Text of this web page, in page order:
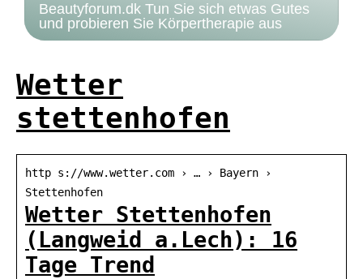
Beautyforum.dk Tun Sie sich etwas Gutes
und probieren Sie Körpertherapie aus
Wetter
stettenhofen
http s://www.wetter.com › … › Bayern ›
Stettenhofen
Wetter Stettenhofen
(Langweid a.Lech): 16
Tage Trend